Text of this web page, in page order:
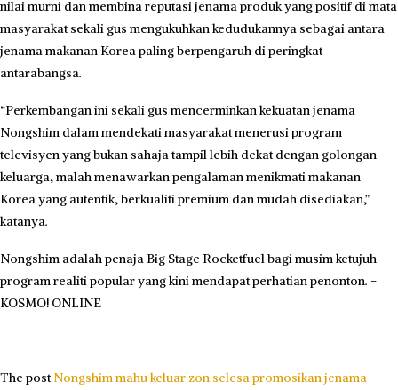
nilai murni dan membina reputasi jenama produk yang positif di mata
masyarakat sekali gus mengukuhkan kedudukannya sebagai antara
jenama makanan Korea paling berpengaruh di peringkat
antarabangsa.
“Perkembangan ini sekali gus mencerminkan kekuatan jenama
Nongshim dalam mendekati masyarakat menerusi program
televisyen yang bukan sahaja tampil lebih dekat dengan golongan
keluarga, malah menawarkan pengalaman menikmati makanan
Korea yang autentik, berkualiti premium dan mudah disediakan,”
katanya.
Nongshim adalah penaja Big Stage Rocketfuel bagi musim ketujuh
program realiti popular yang kini mendapat perhatian penonton. -
KOSMO! ONLINE
The postNongshim mahu keluar zon selesa promosikan jenama